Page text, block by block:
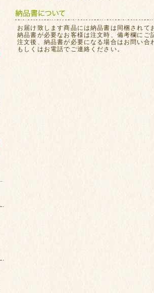
お届け致します商品には納品書は同梱されて
納品書が必要なお客様は注文時、備考欄にご
注文後、納品書が必要になる場合はお問い合
もしくはお電話でご連絡ください。